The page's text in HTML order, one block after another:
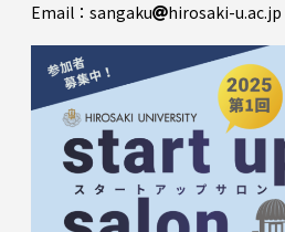
Email：sangaku
hirosaki-u.ac.jp